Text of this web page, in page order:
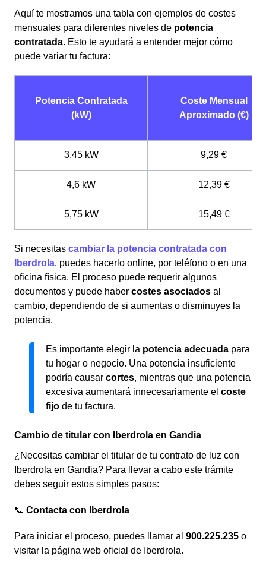
Aquí te mostramos una tabla con ejemplos de costes
mensuales para diferentes niveles de potencia
contratada. Esto te ayudará a entender mejor cómo
puede variar tu factura:
Potencia Contratada
(kW)
Coste Mensual
Aproximado (€)
3,45 kW 9,29 €
4,6 kW 12,39 €
5,75 kW 15,49 €
Si necesitas cambiar la potencia contratada con
Iberdrola, puedes hacerlo online, por teléfono o en una
oficina física. El proceso puede requerir algunos
documentos y puede haber costes asociados al
cambio, dependiendo de si aumentas o disminuyes la
potencia.
Es importante elegir la potencia adecuada para
tu hogar o negocio. Una potencia insuficiente
podría causar cortes, mientras que una potencia
excesiva aumentará innecesariamente el coste
fijo de tu factura.
Cambio de titular con Iberdrola en Gandia
¿Necesitas cambiar el titular de tu contrato de luz con
Iberdrola en Gandia? Para llevar a cabo este trámite
debes seguir estos simples pasos:
📞 Contacta con Iberdrola
Para iniciar el proceso, puedes llamar al 900.225.235 o
visitar la página web oficial de Iberdrola.